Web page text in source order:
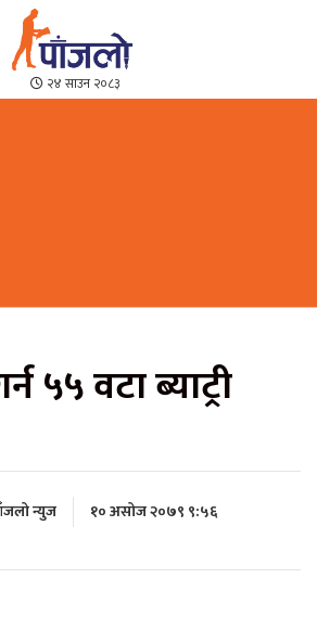
Paajalo News
We are from Far West Nepal
२४ साउन २०८३
५५ वटा ब्याट्री
न्युज १० असोज २०७९ ९:५६